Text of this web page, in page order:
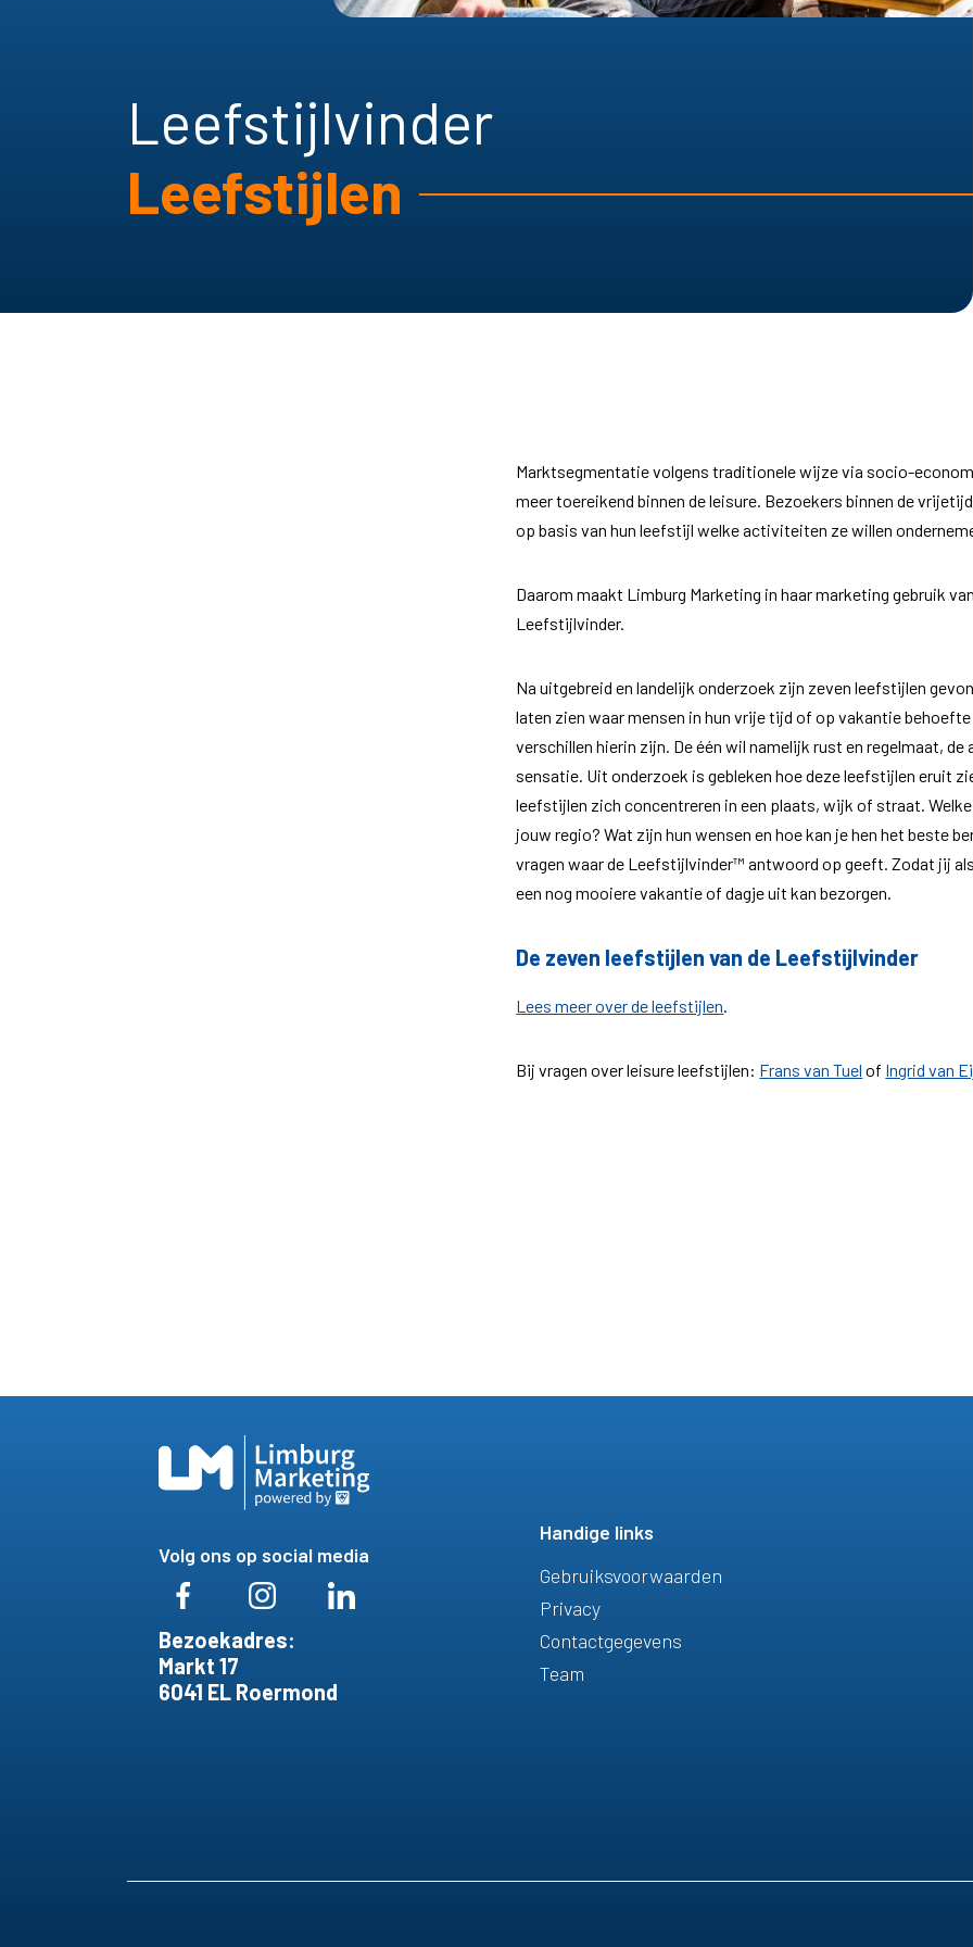
Leefstijlvinder
Leefstijlen
Marktsegmentatie volgens traditionele wijze via socio-
meer toereikend binnen de leisure. Bezoekers binnen de
op basis van hun leefstijl welke activiteiten ze willen
Daarom maakt Limburg Marketing in haar marketing gebruik
Leefstijlvinder.
Na uitgebreid en landelijk onderzoek zijn zeven leefstijlen
laten zien waar mensen in hun vrije tijd of op vakantie behoefte
verschillen hierin zijn. De één wil namelijk rust en regelmaat, de
sensatie. Uit onderzoek is gebleken hoe deze leefstijlen eruit
leefstijlen zich concentreren in een plaats, wijk of straat.
jouw regio? Wat zijn hun wensen en hoe kan je hen het beste
vragen waar de Leefstijlvinder™ antwoord op geeft. Zodat jij
een nog mooiere vakantie of dagje uit kan bezorgen.
De zeven leefstijlen van de Leefstijlvinder
Lees meer over de leefstijlen.
Bij vragen over leisure leefstijlen: Frans van Tuel of Ingrid van
Volg ons op social media
Bezoekadres:
Markt 17
6041 EL Roermond
Handige links
Gebruiksvoorwaarden
Privacy
Contactgegevens
Team